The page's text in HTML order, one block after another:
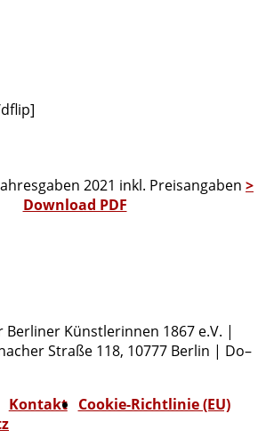
2021 inkl. Preisangaben >
Download PDF
Berliner Künstlerinnen 1867 e.V. |
Straße 118, 10777 Berlin | Do–
Kontakt
Cookie-Richtlinie (EU)